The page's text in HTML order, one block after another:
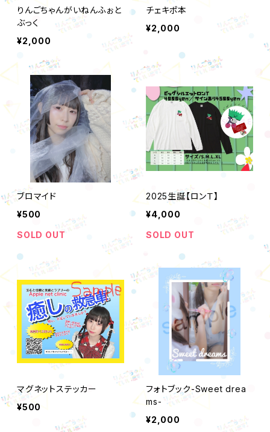
りんごちゃんがいねんふぉと
ぶっく
¥2,000
チェキポ本
¥2,000
ブロマイド
¥500
SOLD OUT
2025生誕【ロンＴ】
¥4,000
SOLD OUT
マグネットステッカー
¥500
フォトブック-Sweet drea
ms-
¥2,000